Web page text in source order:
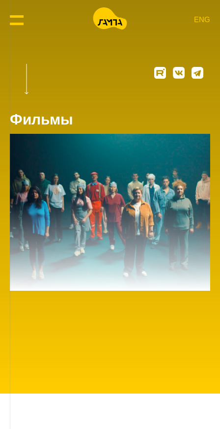
ENG
Фильмы
найти своё место в жизни, иметь силы